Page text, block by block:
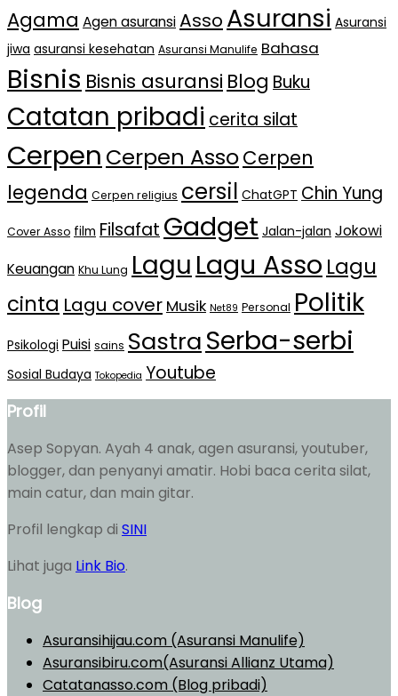
Agama Agen asuransiAsso Asuransi Asuransi
jiwa asuransi kesehatan Asuransi Manulife Bahasa
Bisnis Bisnis asuransi Blog Buku
Catatan pribadi cerita silat
Cerpen Cerpen AssoCerpen
legenda Cerpen religius cersil ChatGPT Chin Yung
Cover Asso film Filsafat Gadget Jalan-jalan Jokowi
Keuangan Khu Lung Lagu Lagu Asso Lagu
cinta Lagu cover Musik Net89 Personal Politik
Psikologi Puisi sains SastraSerba-serbi
Sosial Budaya Tokopedia Youtube
Profil
Asep Sopyan. Ayah 4 anak, agen asuransi, youtuber,
blogger, dan penyanyi amatir. Hobi baca cerita silat,
main catur, dan main gitar.
Profil lengkap di SINI
Lihat juga Link Bio.
Blog
Asuransihijau.com (Asuransi Manulife)
Asuransibiru.com(Asuransi Allianz Utama)
Catatanasso.com (Blog pribadi)